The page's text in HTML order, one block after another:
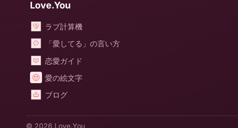
Love.You
ラブ計算機
「愛してる」の言い方
恋愛ガイド
愛の絵文字
ブログ
© 2026 Love.You